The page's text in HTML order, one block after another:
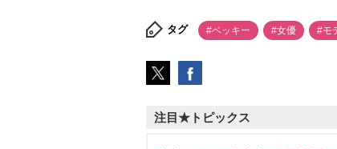
タグ #ベッキー #女優 #モ
注目★トピックス